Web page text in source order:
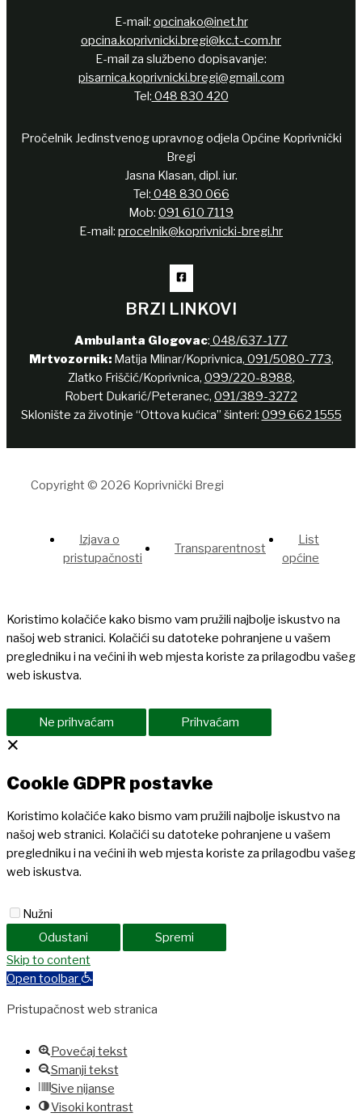
E-mail: opcinako@inet.hr
opcina.koprivnicki.bregi@kc.t-com.hr
E-mail za službeno dopisavanje:
pisarnica.koprivnicki.bregi@gmail.com
Tel: 048 830 420
Pročelnik Jedinstvenog upravnog odjela Općine Koprivnički
Bregi
Jasna Klasan, dipl. iur.
Tel: 048 830 066
Mob: 091 610 7119
E-mail: procelnik@koprivnicki-bregi.hr
BRZI LINKOVI
Ambulanta Glogovac: 048/637-177
Mrtvozornik:Matija Mlinar/Koprivnica, 091/5080-773,
Zlatko Friščić/Koprivnica, 099/220-8988,
Robert Dukarić/Peteranec, 091/389-3272
Sklonište za životinje “Ottova kućica” šinteri: 099 662 1555
Copyright © 2026 Koprivnički Bregi
Izjava o
pristupačnosti
Transparentnost
List
općine
Koristimo kolačiće kako bismo vam pružili najbolje iskustvo na
našoj web stranici. Kolačići su datoteke pohranjene u vašem
pregledniku i na većini ih web mjesta koriste za prilagodbu vašeg
web iskustva.
Ne prihvaćam Prihvaćam
×
Cookie GDPR postavke
Koristimo kolačiće kako bismo vam pružili najbolje iskustvo na
našoj web stranici. Kolačići su datoteke pohranjene u vašem
pregledniku i na većini ih web mjesta koriste za prilagodbu vašeg
web iskustva.
Nužni
Odustani
Spremi
Skip to content
Open toolbar
Pristupačnost web stranica
Povećaj tekst
Smanji tekst
Sive nijanse
Visoki kontrast